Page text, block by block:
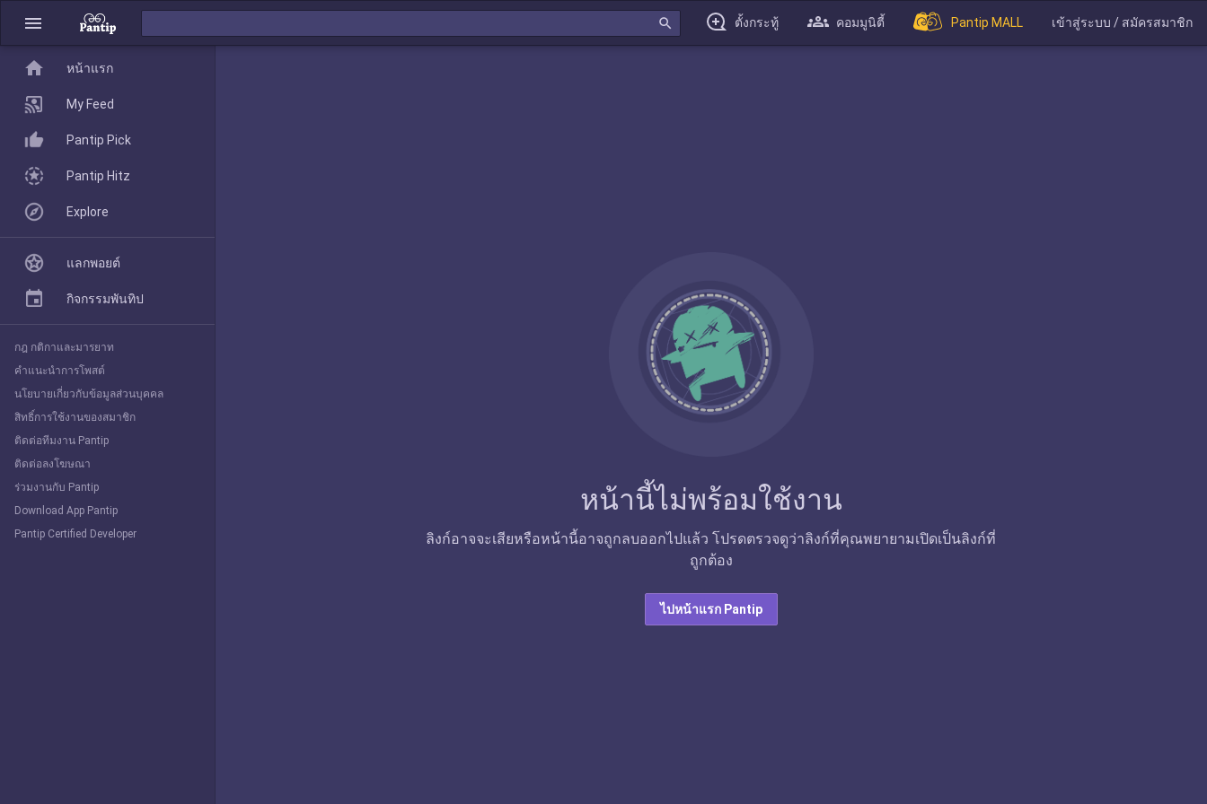
menu search ตั้งกระทู้ คอมมูนิตี้ Pantip MALL เข้าสู่ระบบ / สมัครสมาชิก
หน้านี้ไม่พร้อมใช้งาน
ลิงก์อาจจะเสียหรือหน้านี้อาจถูกลบออกไปแล้ว โปรดตรวจดูว่าลิงก์ที่คุณพยายามเปิดเป็นลิงก์ที่
ถูกต้อง
ไปหน้าแรก Pantip
home
Pantip Pick
Explore
home หน้าแรก
My Feed
Pantip Pick
Pantip Hitz
Explore
แลกพอยต์
กิจกรรมพันทิป
กฎ กติกาและมารยาท
คำแนะนำการโพสต์
นโยบายเกี่ยวกับข้อมูลส่วนบุคคล
สิทธิ์การใช้งานของสมาชิก
ติดต่อทีมงาน Pantip
ติดต่อลงโฆษณา
ร่วมงานกับ Pantip
Download App Pantip
Pantip Certified Developer